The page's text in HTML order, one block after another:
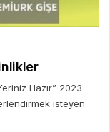
Hazır” 2023-
isteyen